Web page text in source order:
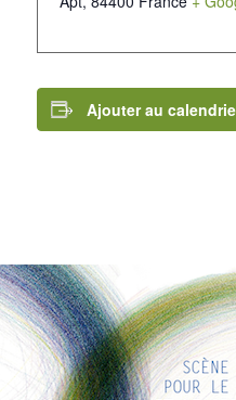
Ajouter au
LIENS INTÉRESSANTS
Voici quelques liens
séjour :)